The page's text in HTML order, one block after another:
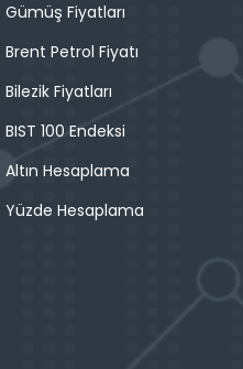
Gümüş Fiyatları
Brent Petrol Fiyatı
Bilezik Fiyatları
BIST 100 Endeksi
Altın Hesaplama
Yüzde Hesaplama